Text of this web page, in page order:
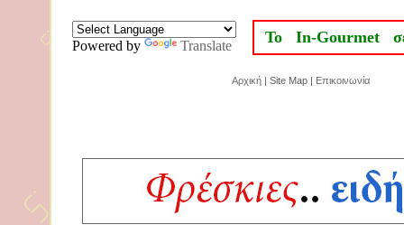
Powered by Translate Το In-Gourmet
Αρχική | Site Map | Επικοινωνία